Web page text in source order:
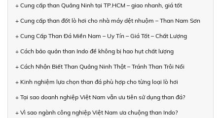
+ Cung cấp than Quảng Ninh tại TP.HCM – giao nhanh, giá tốt
+ Cung cấp than đốt lò hơi cho nhà máy dệt nhuộm – Than Nam Sơn
+ Cung Cấp Than Đá Miền Nam – Uy Tín – Giá Tốt – Chất Lượng
+ Cách bảo quản than Indo để không bị hao hụt chất lượng
+ Cách Nhận Biết Than Quảng Ninh Thật – Tránh Than Trôi Nổi
+ Kinh nghiệm lựa chọn than đá phù hợp cho từng loại lò hơi
+ Tại sao doanh nghiệp Việt Nam vẫn ưu tiên sử dụng than đá?
+ Vì sao ngành công nghiệp Việt Nam ưa chuộng than Indo?